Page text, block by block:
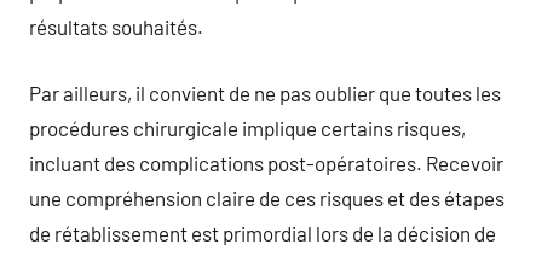
résultats souhaités.
Par ailleurs, il convient de ne pas oublier que toutes les
procédures chirurgicale implique certains risques,
incluant des complications post-opératoires. Recevoir
une compréhension claire de ces risques et des étapes
de rétablissement est primordial lors de la décision de